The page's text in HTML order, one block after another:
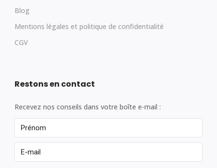
Blog
Mentions légales et politique de confidentialité
CGV
Restons en contact
Recevez nos conseils dans votre boîte e-mail :